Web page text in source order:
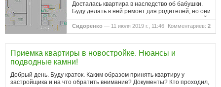
Досталась квартира в наследство об бабушки.
Буду делать в ней ремонт для родителей, но они
хотят двушку и готовы привыкнуть даже к самой
маленькой спальной зоне? Подскажите, как это
реализовать и возможно…
Сидоренко — 11 июля 2019 г., 11:46 Комментариев: 2
Приемка квартиры в новостройке. Нюансы и
подводные камни!
Добрый день. Буду краток. Каким образом принять квартиру у
застройщика и на что обратить внимание? Документы? Кто проходил,